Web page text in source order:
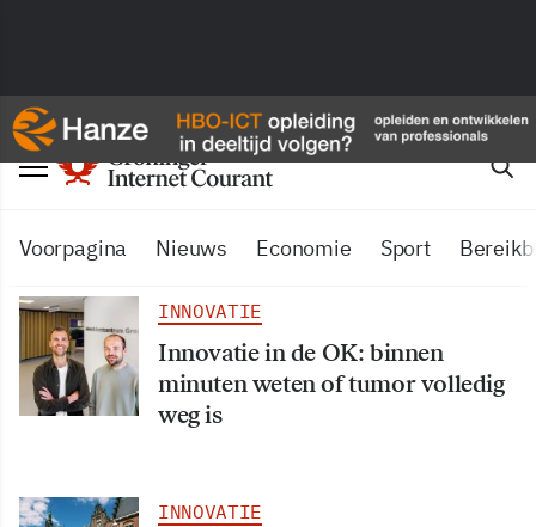
Voorpagina Nieuws Economie Sport
INNOVATIE
Innovatie in de OK: binnen
minuten weten of tumor volledig
weg is
INNOVATIE